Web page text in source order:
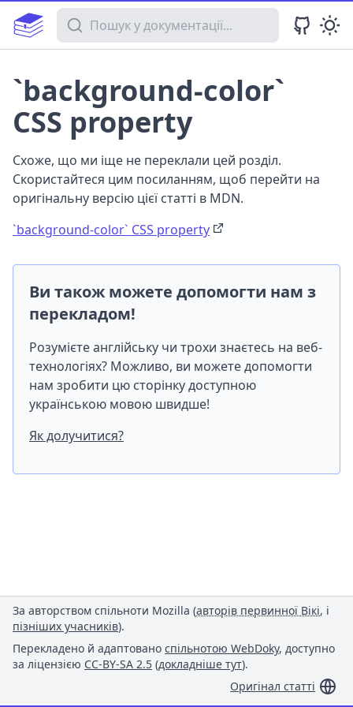
Пошук у документації
`background-color`
CSS property
Схоже, що ми іще не переклали цей розділ.
Скористайтеся цим посиланням, щоб перейти на
оригінальну версію цієї статті в MDN.
`background-color` CSS property
Ви також можете допомогти нам з
перекладом!
Розумієте англійську чи трохи знаєтесь на веб-
технологіях? Можливо, ви можете допомогти
нам зробити цю сторінку доступною
українською мовою швидше!
Як долучитися?
За авторством спільноти Mozilla (авторів первинної Вікі, і
пізніших учасників).
Перекладено й адаптовано спільнотою WebDoky, доступно
за ліцензією CC-BY-SA 2.5 (докладніше тут).
Оригінал статті